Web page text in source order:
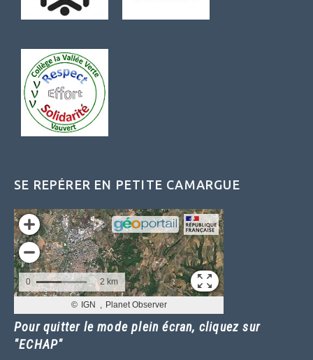
SE REPÉRER EN PETITE CAMARGUE
Pour quitter le mode plein écran, cliquez sur
"ECHAP"